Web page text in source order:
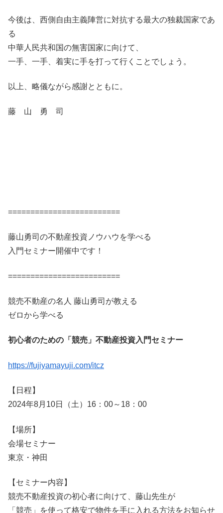
今後は、西側自由主義陣営に対抗する最大の独裁国家であ
る
中華人民共和国の無害国家に向けて、
一手、一手、着実に手を打って行くことでしょう。
以上、略儀ながら感謝とともに。
藤 山 勇 司
=========================
藤山勇司の不動産投資ノウハウを学べる
入門セミナー開催中です！
=========================
競売不動産の名人 藤山勇司が教える
ゼロから学べる
初心者のための「競売」不動産投資入門セミナー
https://fujiyamayuji.com/itcz
【日程】
2024年8月10日（土）16：00～18：00
【場所】
会場セミナー
東京・神田
【セミナー内容】
競売不動産投資の初心者に向けて、藤山先生が
「競売」を使って格安で物件を手に入れる方法をお知らせ